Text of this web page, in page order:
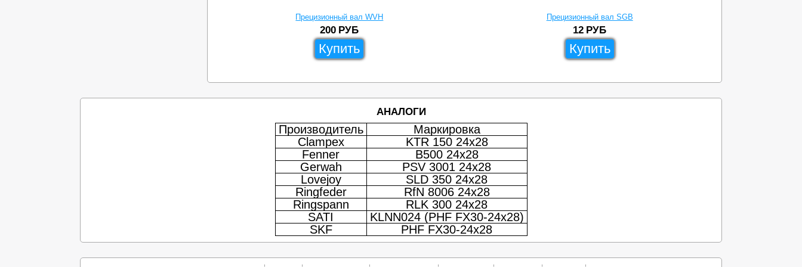
Прецизионный вал WVH
200 РУБ
Купить
Прецизионный вал SGB
12 РУБ
Купить
АНАЛОГИ
Производитель
Маркировка
Clampex
KTR 150 24x28
Fenner
B500 24x28
Gerwah
PSV 3001 24x28
Lovejoy
SLD 350 24x28
Ringfeder
RfN 8006 24x28
Ringspann
RLK 300 24x28
SATI
KLNN024 (PHF FX30-24x28)
SKF
PHF FX30-24x28